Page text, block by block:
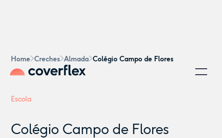
Home Creches Almada Colégio Campo de Flores
Escola
Colégio Campo de Flores